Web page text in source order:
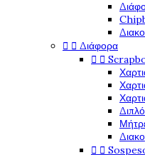
  Διάφορα
 
 